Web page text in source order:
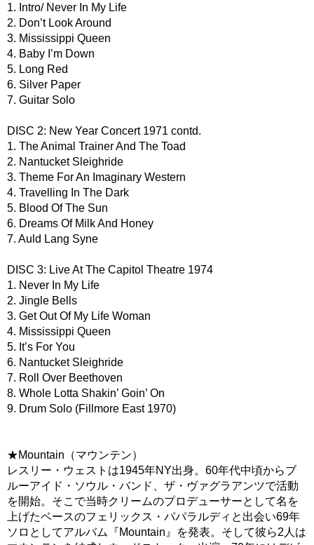
1. Intro/ Never In My Life
2. Don’t Look Around
3. Mississippi Queen
4. Baby I’m Down
5. Long Red
6. Silver Paper
7. Guitar Solo
DISC 2: New Year Concert 1971 contd.
1. The Animal Trainer And The Toad
2. Nantucket Sleighride
3. Theme For An Imaginary Western
4. Travelling In The Dark
5. Blood Of The Sun
6. Dreams Of Milk And Honey
7. Auld Lang Syne
DISC 3: Live At The Capitol Theatre 1974
1. Never In My Life
2. Jingle Bells
3. Get Out Of My Life Woman
4. Mississippi Queen
5. It’s For You
6. Nantucket Sleighride
7. Roll Over Beethoven
8. Whole Lotta Shakin’ Goin’ On
9. Drum Solo (Fillmore East 1970)
★Mountain（マウンテン）
レスリー・ウェストは1945年NY出身。60年代中頃からブ
ルーアイド・ソウル・バンド、ザ・ヴァグラアンツで活動
を開始。そこで当時クリームのプロデューサーとして名を
上げたベースのフェリックス・パパラルディと出会い69年
ソロとしてアルバム『Mountain』を発表。そして彼ら2人は